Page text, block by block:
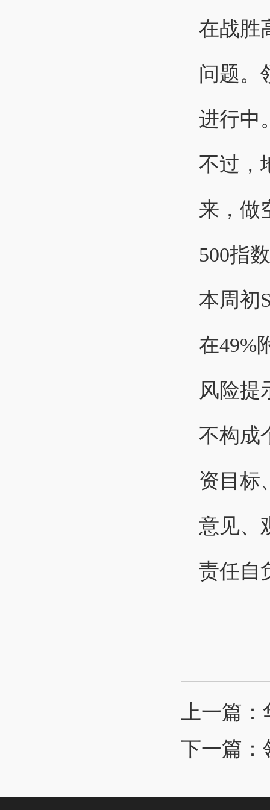
在战胜
问题。
进行中
不过，
来，做
500指
本周初
在49%
风险提
不构成
资目标
意见、
责任自
上一篇：
下一篇：